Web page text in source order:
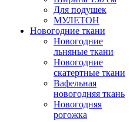
Для подушек
МУЛЕТОН
Новогодние ткани
Новогодние
льняные ткани
Новогодние
скатертные ткани
Вафельная
новогодняя ткань
Новогодняя
рогожка